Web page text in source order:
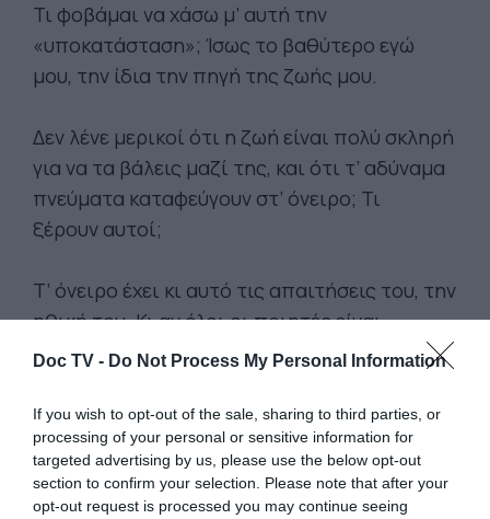
Doc TV - Do Not Process My Personal Information
If you wish to opt-out of the sale, sharing to third parties, or
processing of your personal or sensitive information for
targeted advertising by us, please use the below opt-out
section to confirm your selection. Please note that after your
opt-out request is processed you may continue seeing
Τι φοβάμαι να χάσω μ’ αυτή την
«υποκατάσταση»; Ίσως το βαθύτερο εγώ
μου, την ίδια την πηγή της ζωής μου.
Δεν λένε μερικοί ότι η ζωή είναι πολύ σκληρή
για να τα βάλεις μαζί της, και ότι τ’ αδύναμα
πνεύματα καταφεύγουν στ’ όνειρο; Τι
ξέρουν αυτοί;
Τ’ όνειρο έχει κι αυτό τις απαιτήσεις του, την
ηθική του. Κι αν όλοι οι ποιητές είναι
αδύναμοι, τότε ζήτω η Αδυναμία!
Εγώ πιστεύω πως οι λέξεις «πραγματικό»
και «φαντασιακό» είναι πολύ πιο
σύνθετες και διφορούμενες απ’ ό,τι φαίνεται
εκ πρώτης όψεως. Γιατί το φαντασιακό έχει